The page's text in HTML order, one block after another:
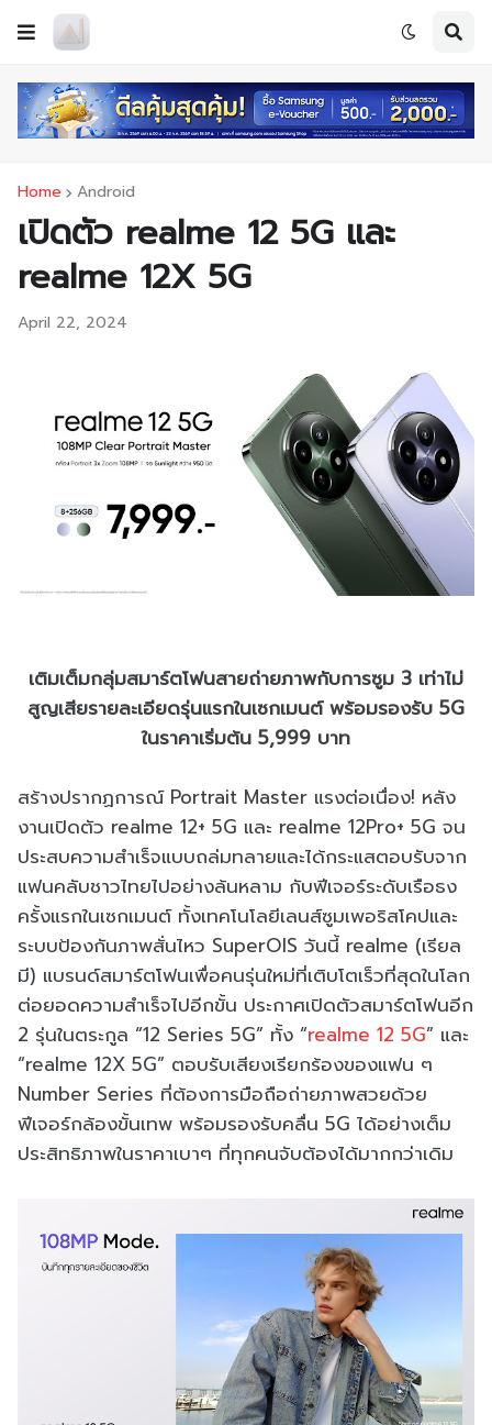
Home Android
เปิดตัว realme 12 5G และ
realme 12X 5G
April 22, 2024
เติมเต็มกลุ่มสมาร์ตโฟนสายถ่ายภาพกับการซูม 3 เท่าไม่
สูญเสียรายละเอียดรุ่นแรกในเซกเมนต์ พร้อมรองรับ 5G
ในราคาเริ่มต้น 5,999 บาท
สร้างปรากฏการณ์ Portrait Master แรงต่อเนื่อง! หลัง
งานเปิดตัว realme 12+ 5G และ realme 12Pro+ 5G จน
ประสบความสำเร็จแบบถล่มทลายและได้กระแสตอบรับจาก
แฟนคลับชาวไทยไปอย่างล้นหลาม กับฟีเจอร์ระดับเรือธง
ครั้งแรกในเซกเมนต์ ทั้งเทคโนโลยีเลนส์ซูมเพอริสโคปและ
ระบบป้องกันภาพสั่นไหว SuperOIS วันนี้ realme (เรียล
มี) แบรนด์สมาร์ตโฟนเพื่อคนรุ่นใหม่ที่เติบโตเร็วที่สุดในโลก
ต่อยอดความสำเร็จไปอีกขั้น ประกาศเปิดตัวสมาร์ตโฟนอีก
2 รุ่นในตระกูล “12 Series 5G” ทั้ง “realme 12 5G” และ
“realme 12X 5G” ตอบรับเสียงเรียกร้องของแฟน ๆ
Number Series ที่ต้องการมือถือถ่ายภาพสวยด้วย
ฟีเจอร์กล้องขั้นเทพ พร้อมรองรับคลื่น 5G ได้อย่างเต็ม
ประสิทธิภาพในราคาเบาๆ ที่ทุกคนจับต้องได้มากกว่าเดิม